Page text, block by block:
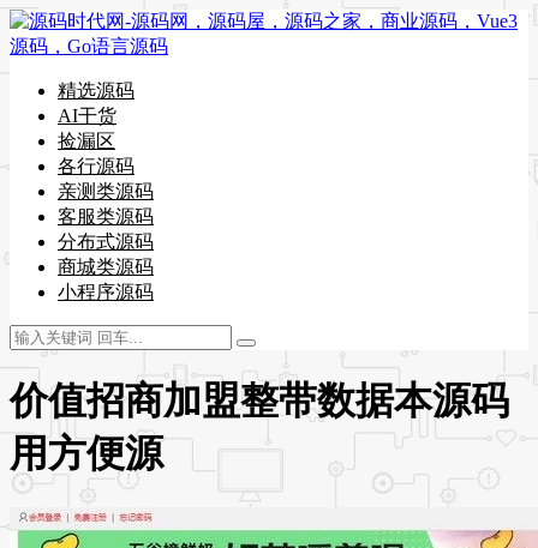
精选源码
AI干货
捡漏区
各行源码
亲测类源码
客服类源码
分布式源码
商城类源码
小程序源码
价值招商加盟整带数据本源码
用方便源